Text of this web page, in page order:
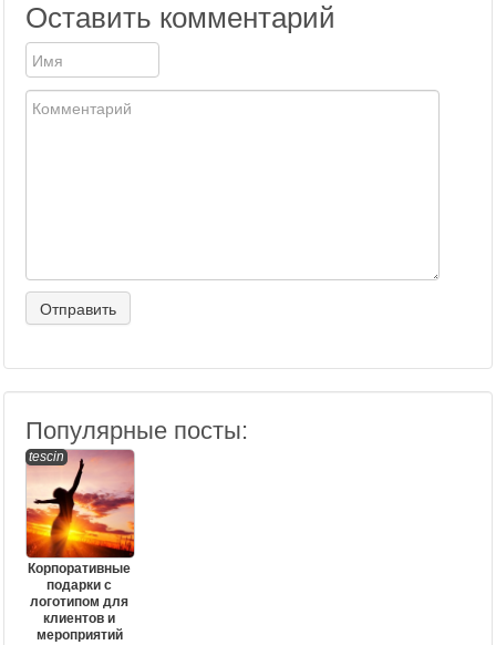
Оставить комментарий
Популярные посты:
tescin
Корпоративные
подарки с
логотипом для
клиентов и
мероприятий